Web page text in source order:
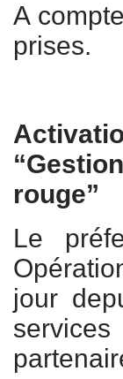
A
prises.
rouge”
Le
jour